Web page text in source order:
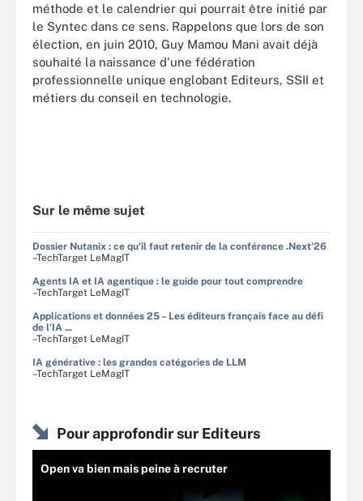
méthode et le calendrier qui pourrait être initié par
le Syntec dans ce sens. Rappelons que lors de son
élection, en juin 2010, Guy Mamou Mani avait déjà
souhaité la naissance d'une fédération
professionnelle unique englobant Editeurs, SSII et
métiers du conseil en technologie.
Sur le même sujet
Dossier Nutanix : ce qu'il faut retenir de la conférence .Next'26
–TechTarget LeMagIT
Agents IA et IA agentique : le guide pour tout comprendre
–TechTarget LeMagIT
Applications et données 25 – Les éditeurs français face au défi
de l'IA ...
–TechTarget LeMagIT
IA générative : les grandes catégories de LLM
–TechTarget LeMagIT
Pour approfondir sur Editeurs
Open va bien mais peine à recruter